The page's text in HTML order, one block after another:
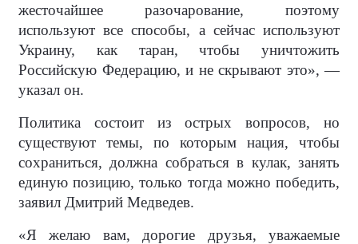
жесточайшее разочарование, поэтому
используют все способы, а сейчас используют
Украину, как таран, чтобы уничтожить
Российскую Федерацию, и не скрывают это», —
указал он.
Политика состоит из острых вопросов, но
существуют темы, по которым нация, чтобы
сохраниться, должна собраться в кулак, занять
единую позицию, только тогда можно победить,
заявил Дмитрий Медведев.
«Я желаю вам, дорогие друзья, уважаемые